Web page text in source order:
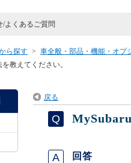
ら探す > 車全般・部品・機能・オプ
教えてください。
戻る
回答